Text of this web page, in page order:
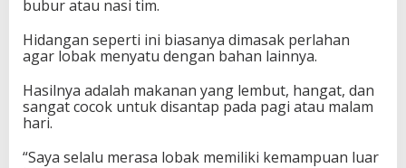
bubur atau nasi tim.
Hidangan seperti ini biasanya dimasak perlahan
agar lobak menyatu dengan bahan lainnya.
Hasilnya adalah makanan yang lembut, hangat, dan
sangat cocok untuk disantap pada pagi atau malam
hari.
“Saya selalu merasa lobak memiliki kemampuan luar